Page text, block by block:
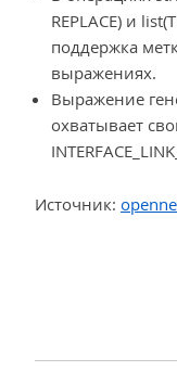
REPLACE) и
поддержка
выражениях.
Выражение
охватывает
Источник: